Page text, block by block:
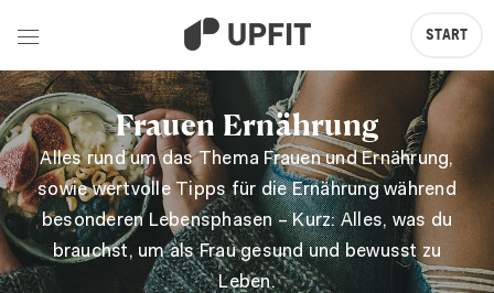
Frauen Ernährung
Alles rund um das Thema Frauen und Ernährung,
sowie wertvolle Tipps für die Ernährung während
besonderen Lebensphasen – Kurz: Alles, was du
brauchst, um als Frau gesund und bewusst zu
Leben.
START